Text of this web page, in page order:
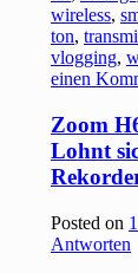
wireless,
ton,
vlogging,
einen
Zoom
Lohnt
Posted on
Antworten